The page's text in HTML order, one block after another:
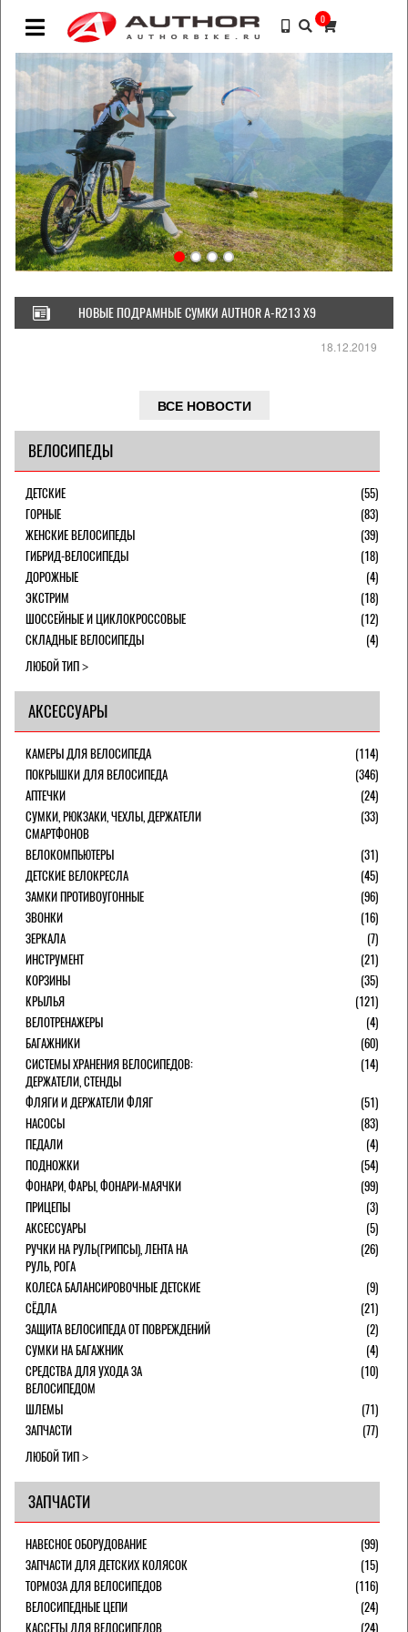
0
НОВЫЕ ПОДРАМНЫЕ СУМКИ AUTHOR A-R213 X9
18.12.2019
ВСЕ НОВОСТИ
ВЕЛОСИПЕДЫ
ДЕТСКИЕ
(55)
ГОРНЫЕ
(83)
ЖЕНСКИЕ ВЕЛОСИПЕДЫ
(39)
ГИБРИД-ВЕЛОСИПЕДЫ
(18)
ДОРОЖНЫЕ
(4)
ЭКСТРИМ
(18)
ШОССЕЙНЫЕ И ЦИКЛОКРОССОВЫЕ
(12)
СКЛАДНЫЕ ВЕЛОСИПЕДЫ
(4)
ЛЮБОЙ ТИП
АКСЕССУАРЫ
КАМЕРЫ ДЛЯ ВЕЛОСИПЕДА
(114)
ПОКРЫШКИ ДЛЯ ВЕЛОСИПЕДА
(346)
АПТЕЧКИ
(24)
СУМКИ, РЮКЗАКИ, ЧЕХЛЫ, ДЕРЖАТЕЛИ
СМАРТФОНОВ
(33)
ВЕЛОКОМПЬЮТЕРЫ
(31)
ДЕТСКИЕ ВЕЛОКРЕСЛА
(45)
ЗАМКИ ПРОТИВОУГОННЫЕ
(96)
ЗВОНКИ
(16)
ЗЕРКАЛА
(7)
ИНСТРУМЕНТ
(21)
КОРЗИНЫ
(35)
КРЫЛЬЯ
(121)
ВЕЛОТРЕНАЖЕРЫ
(4)
БАГАЖНИКИ
(60)
СИСТЕМЫ ХРАНЕНИЯ ВЕЛОСИПЕДОВ:
ДЕРЖАТЕЛИ, СТЕНДЫ
(14)
ФЛЯГИ И ДЕРЖАТЕЛИ ФЛЯГ
(51)
НАСОСЫ
(83)
ПЕДАЛИ
(4)
ПОДНОЖКИ
(54)
ФОНАРИ, ФАРЫ, ФОНАРИ-МАЯЧКИ
(99)
ПРИЦЕПЫ
(3)
АКСЕССУАРЫ
(5)
РУЧКИ НА РУЛЬ(ГРИПСЫ), ЛЕНТА НА
РУЛЬ, РОГА
(26)
КОЛЕСА БАЛАНСИРОВОЧНЫЕ ДЕТСКИЕ
(9)
СЁДЛА
(21)
ЗАЩИТА ВЕЛОСИПЕДА ОТ ПОВРЕЖДЕНИЙ
(2)
СУМКИ НА БАГАЖНИК
(4)
СРЕДСТВА ДЛЯ УХОДА ЗА
ВЕЛОСИПЕДОМ
(10)
ШЛЕМЫ
(71)
ЗАПЧАСТИ
(77)
ЛЮБОЙ ТИП
ЗАПЧАСТИ
НАВЕСНОЕ ОБОРУДОВАНИЕ
(99)
ЗАПЧАСТИ ДЛЯ ДЕТСКИХ КОЛЯСОК
(15)
ТОРМОЗА ДЛЯ ВЕЛОСИПЕДОВ
(116)
ВЕЛОСИПЕДНЫЕ ЦЕПИ
(24)
КАССЕТЫ ДЛЯ ВЕЛОСИПЕДОВ
(24)